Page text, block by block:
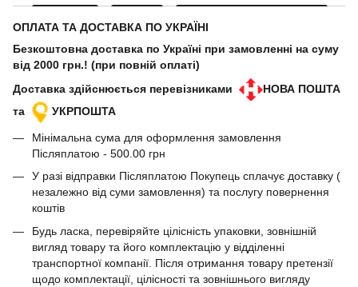
ОПЛАТА ТА ДОСТАВКА ПО УКРАЇНІ
Безкоштовна доставка по Україні при замовленні на суму
від 2000 грн.! (при повній оплаті)
Доставка здійснюється перевізниками
НОВА ПОШТА
та
УКРПОШТА
Мінімальна сума для оформлення замовлення
Післяплатою - 500.00 грн
У разі відправки Післяплатою Покупець сплачує доставку (
незалежно від суми замовлення) та послугу повернення
коштів
Будь ласка, перевіряйте цілісність упаковки, зовнішній
вигляд товару та його комплектацію у відділенні
транспортної компанії. Після отримання товару претензії
щодо комплектації, цілісності та зовнішнього вигляду